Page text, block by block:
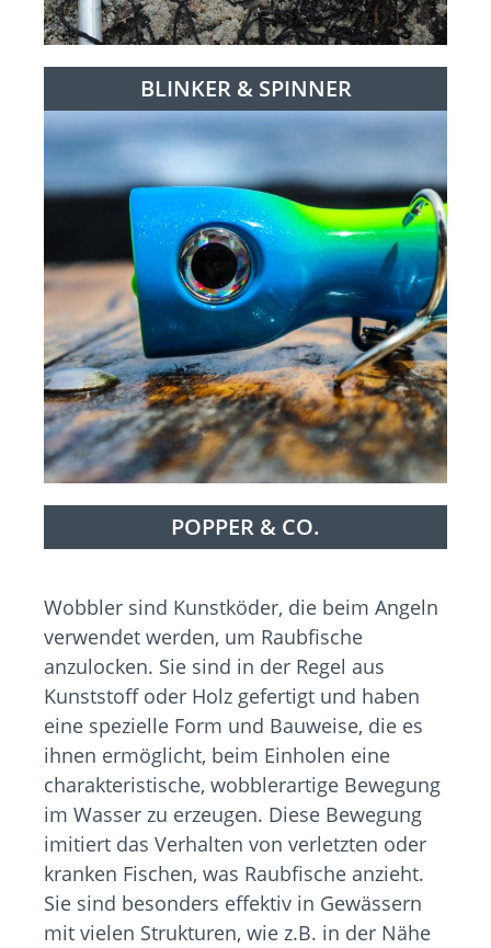
BLINKER & SPINNER
POPPER & CO.
Wobbler sind Kunstköder, die beim Angeln
verwendet werden, um Raubfische
anzulocken. Sie sind in der Regel aus
Kunststoff oder Holz gefertigt und haben
eine spezielle Form und Bauweise, die es
ihnen ermöglicht, beim Einholen eine
charakteristische, wobblerartige Bewegung
im Wasser zu erzeugen. Diese Bewegung
imitiert das Verhalten von verletzten oder
kranken Fischen, was Raubfische anzieht.
Sie sind besonders effektiv in Gewässern
mit vielen Strukturen, wie z.B. in der Nähe